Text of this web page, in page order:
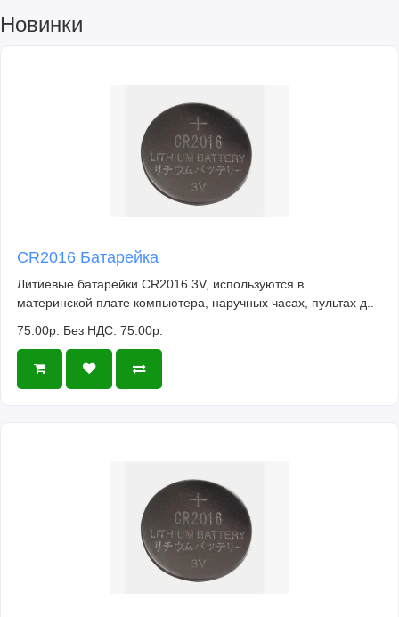
Новинки
CR2016 Батарейка
Литиевые батарейки CR2016 3V, используются в
материнской плате компьютера, наручных часах, пультах д..
75.00р. Без НДС: 75.00р.